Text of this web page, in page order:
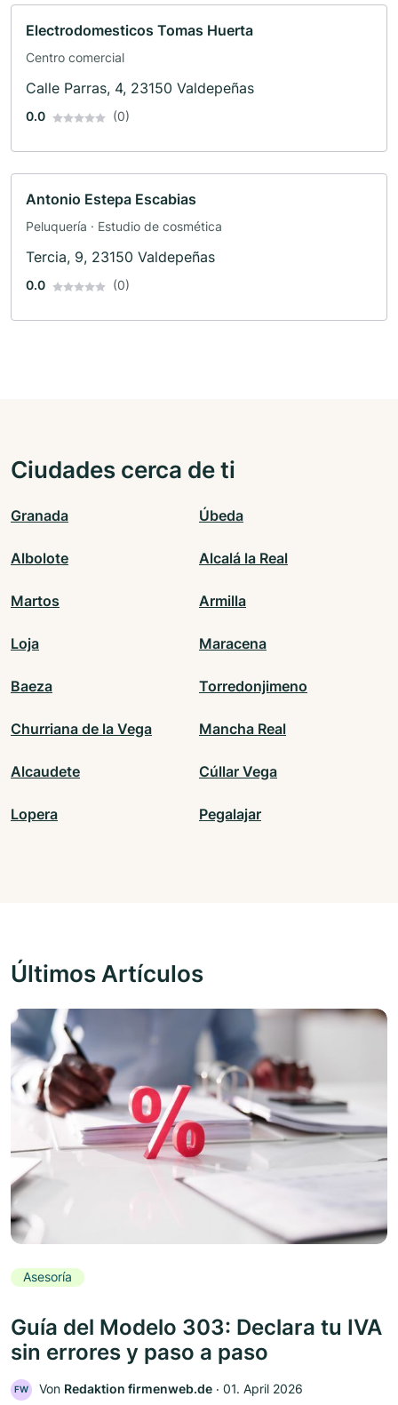
Electrodomesticos Tomas Huerta
Centro comercial
Calle Parras, 4, 23150 Valdepeñas
0.0 (0)
Antonio Estepa Escabias
Peluquería · Estudio de cosmética
Tercia, 9, 23150 Valdepeñas
0.0 (0)
Ciudades cerca de ti
Granada Úbeda
Albolote Alcalá la Real
Martos Armilla
Loja Maracena
Baeza Torredonjimeno
Churriana de la Vega Mancha Real
Alcaudete Cúllar Vega
Lopera Pegalajar
Últimos Artículos
Asesoría
Guía del Modelo 303: Declara tu IVA
sin errores y paso a paso
FW Von Redaktion firmenweb.de ‧ 01. April 2026